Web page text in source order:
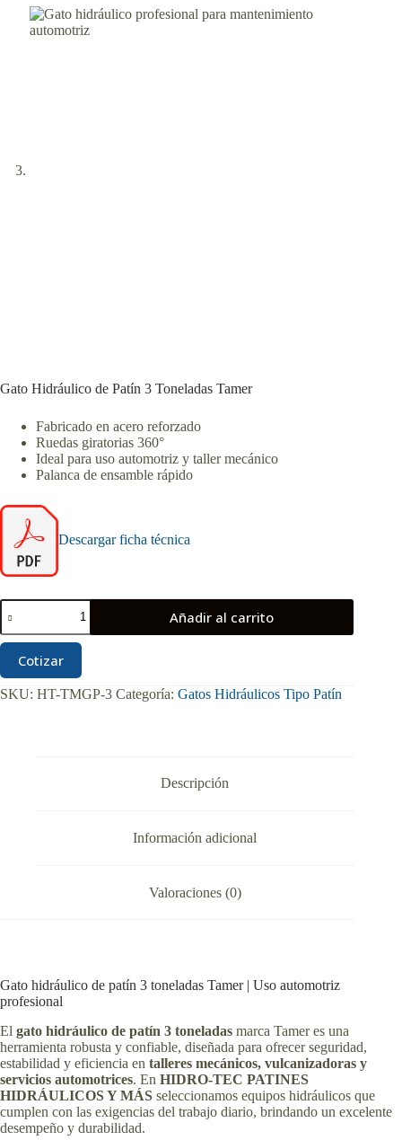
Gato Hidráulico de Patín 3 Toneladas Tamer
Fabricado en acero reforzado
Ruedas giratorias 360°
Ideal para uso automotriz y taller mecánico
Palanca de ensamble rápido
Descargar ficha técnica
Gato
Hidráulico
de
Patín
Toneladas
Tamer
Añadir al carrito
Cotizar
SKU: HT-TMGP-3 Categoría: Gatos Hidráulicos Tipo Patín
Descripción
Información adicional
Valoraciones (0)
Gato hidráulico de patín 3 toneladas Tamer | Uso automotriz
profesional
El gato hidráulico de patín 3 toneladas marca Tamer es una
herramienta robusta y confiable, diseñada para ofrecer seguridad,
estabilidad y eficiencia en talleres mecánicos, vulcanizadoras y
servicios automotrices. En HIDRO-TEC PATINES
HIDRÁULICOS Y MÁS seleccionamos equipos hidráulicos que
cumplen con las exigencias del trabajo diario, brindando un excelente
desempeño y durabilidad.